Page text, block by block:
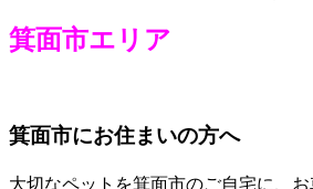
箕面市エリア
箕面市にお住まいの方へ
大切なペットを箕面市のご自宅に、